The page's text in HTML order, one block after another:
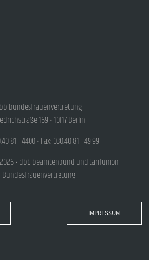
bundesfrauenvertretung
169 • 10117 Berlin
81 - 4400 • Fax: 030.40 81 - 49 99
• dbb beamtenbund und tarifunion
Bundesfrauenvertretung
IMPRESSUM